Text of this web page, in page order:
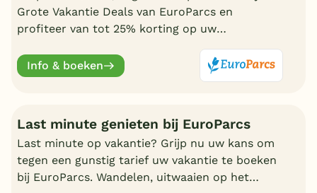
Grote Vakantie Deals van EuroParcs en
profiteer van tot 25% korting op uw
Info & boeken
Last minute genieten bij EuroParcs
Last minute op vakantie? Grijp nu uw kans om
tegen een gunstig tarief uw vakantie te boeken
bij EuroParcs. Wandelen, uitwaaien op het